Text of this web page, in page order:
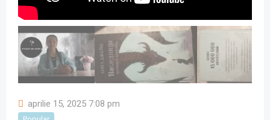
aprilie 15, 2025 7:08 pm